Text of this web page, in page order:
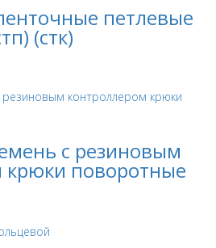
петлевые
(стк)
с резиновым
крюки поворотные